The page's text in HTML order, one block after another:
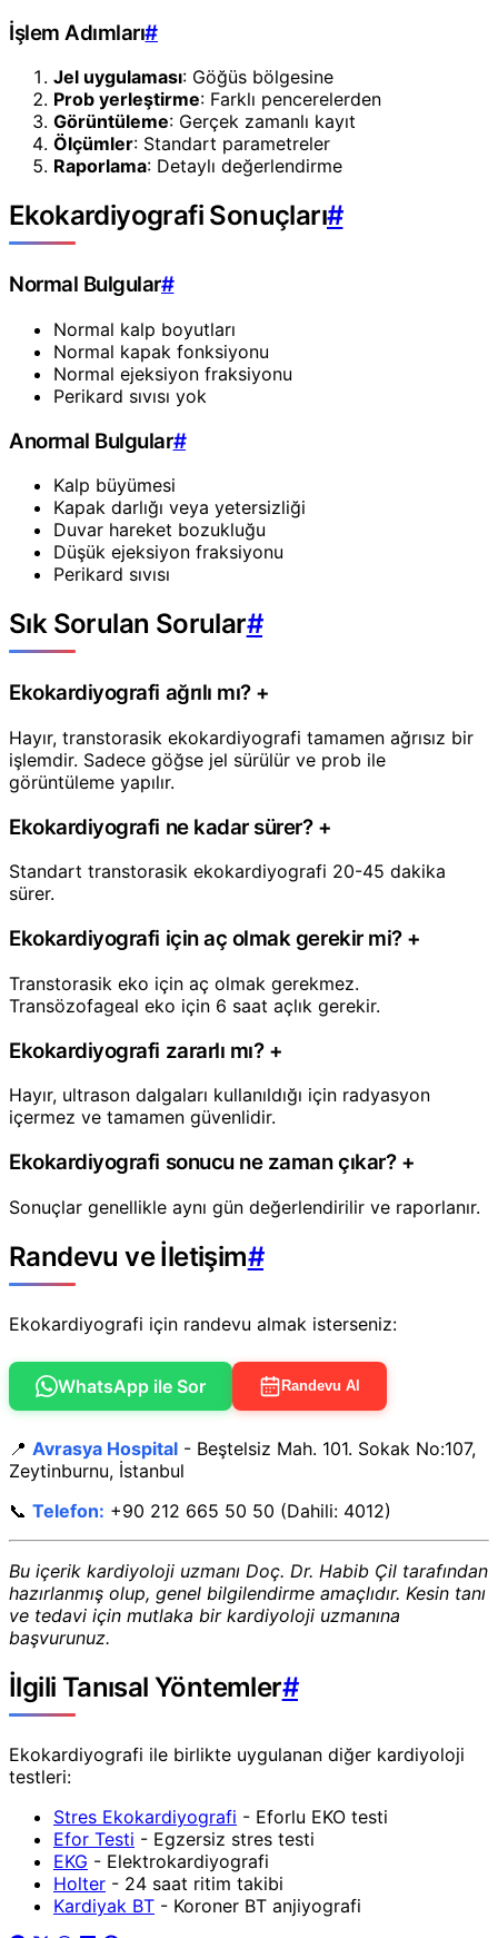
İşlem Adımları#
Jel uygulaması: Göğüs bölgesine
Prob yerleştirme: Farklı pencerelerden
Görüntüleme: Gerçek zamanlı kayıt
Ölçümler: Standart parametreler
Raporlama: Detaylı değerlendirme
Ekokardiyografi Sonuçları#
Normal Bulgular#
Normal kalp boyutları
Normal kapak fonksiyonu
Normal ejeksiyon fraksiyonu
Perikard sıvısı yok
Anormal Bulgular#
Kalp büyümesi
Kapak darlığı veya yetersizliği
Duvar hareket bozukluğu
Düşük ejeksiyon fraksiyonu
Perikard sıvısı
Sık Sorulan Sorular#
Ekokardiyografi ağrılı mı? +
Hayır, transtorasik ekokardiyografi tamamen ağrısız bir
işlemdir. Sadece göğse jel sürülür ve prob ile
görüntüleme yapılır.
Ekokardiyografi ne kadar sürer? +
Standart transtorasik ekokardiyografi 20-45 dakika
sürer.
Ekokardiyografi için aç olmak gerekir mi? +
Transtorasik eko için aç olmak gerekmez.
Transözofageal eko için 6 saat açlık gerekir.
Ekokardiyografi zararlı mı? +
Hayır, ultrason dalgaları kullanıldığı için radyasyon
içermez ve tamamen güvenlidir.
Ekokardiyografi sonucu ne zaman çıkar? +
Sonuçlar genellikle aynı gün değerlendirilir ve raporlanır.
Randevu ve İletişim#
Ekokardiyografi için randevu almak isterseniz:
WhatsApp ile Sor Randevu Al
📍 Avrasya Hospital - Beştelsiz Mah. 101. Sokak No:107,
Zeytinburnu, İstanbul
📞 Telefon: +90 212 665 50 50 (Dahili: 4012)
Bu içerik kardiyoloji uzmanı Doç. Dr. Habib Çil tarafından
hazırlanmış olup, genel bilgilendirme amaçlıdır. Kesin tanı
ve tedavi için mutlaka bir kardiyoloji uzmanına
başvurunuz.
İlgili Tanısal Yöntemler#
Ekokardiyografi ile birlikte uygulanan diğer kardiyoloji
testleri:
Stres Ekokardiyografi - Eforlu EKO testi
Efor Testi - Egzersiz stres testi
EKG - Elektrokardiyografi
Holter - 24 saat ritim takibi
Kardiyak BT - Koroner BT anjiyografi